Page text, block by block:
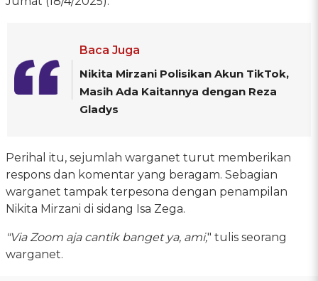
Baca Juga
Nikita Mirzani Polisikan Akun TikTok,
Masih Ada Kaitannya dengan Reza
Gladys
Perihal itu, sejumlah warganet turut memberikan
respons dan komentar yang beragam. Sebagian
warganet tampak terpesona dengan penampilan
Nikita Mirzani di sidang Isa Zega.
"Via Zoom aja cantik banget ya, ami," tulis seorang
warganet.